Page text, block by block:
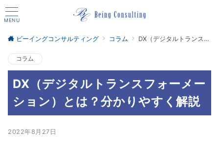
MENU
ビーイングコンサルティング コラム DX（デジタルトランスフォーメーション）とは？分かりやすく解説
コラム
DX（デジタルトランスフォーメー
ション）とは？分かりやすく解説
2022年8月27日